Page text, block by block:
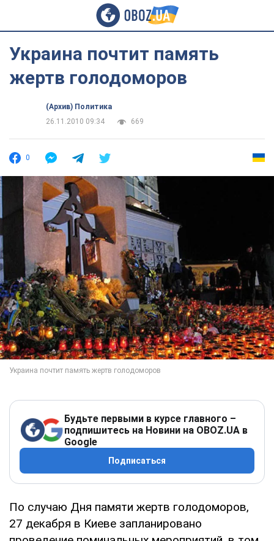
Украина почтит память
жертв голодоморов
(Архив) Политика
26.11.2010 09:34
669
0
Будьте первыми в курсе главного –
подпишитесь на Новини на OBOZ.UA в
Google
Подписаться
По случаю Дня памяти жертв голодоморов,
27 декабря в Киеве запланировано